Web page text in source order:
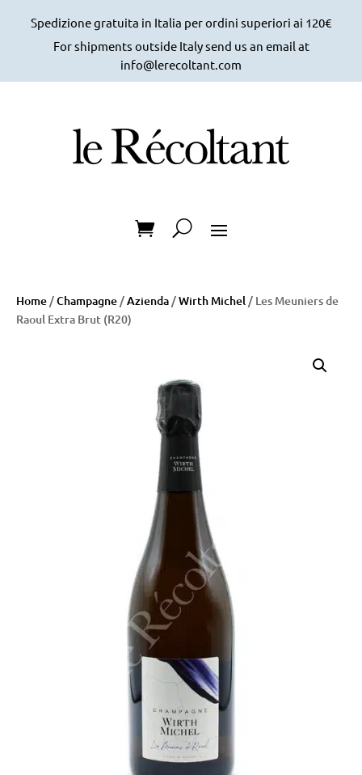
Spedizione gratuita in Italia per ordini superiori ai 120€
For shipments outside Italy send us an email at
info@lerecoltant.com
Home /Champagne /Azienda /Wirth Michel / Les Meuniers de
Raoul Extra Brut (R20)